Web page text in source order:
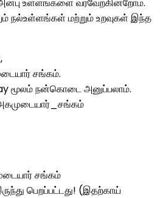
மற்றும் உறவுகள் இந்த
சங்கம்.
மூலம் நன்கொடை அனுப்பலாம்.
சங்கம்
பெறப்பட்டது! (இதற்காய்